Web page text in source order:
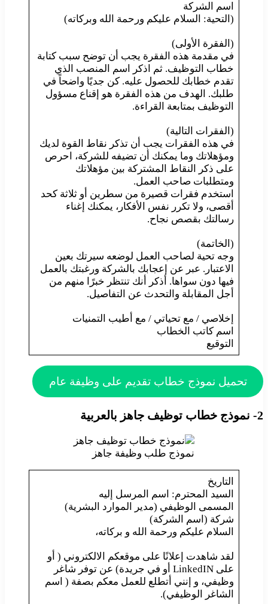
اسم الشركة
(التحية: السلام عليكم ورحمة الله وبركاته)
(الفقرة الأولى)
في مقدمة هذه الفقرة يجب أن توضح سبب كتابة
خطاب التوظيف. ثم اذكر اسم المنصب الذي
تقدم خطابك للحصول عليه. كن جديًا واضحاً في
طلبك. الهدف من هذه الفقرة هو إقناع مسؤول
التوظيف بمتابعة القراءة.
(الفقرات التالية)
في هذه الفقرات يجب أن تذكر نقاط القوة لديك
ومؤهلاتك وما يمكنك أن تضيفه للشركة، احرص
على ذكر النقاط المشتركة بين مؤهلاتك
ومتطلبات صاحب العمل.
استخدم فقرات قصيرة من سطرين أو ثلاثة كحد
أقصى، ولا تكرر نفس الأفكار، يمكنك إغناء
رسالتك بقصص نجاح.
(الخاتمة)
وجه تحية لصاحب العمل لوضعه سيرتك بعين
الاعتبار. عبر عن إعجابك بالشركة ورغبتك بالعمل
فيها دون سواها. أذكر أنك تنتظر خبرًا منهم من
أجل المقابلة والتحدث عن التفاصيل.
إخلاصي / مع تحياتي / مع أطيب التمنيات
اسم كاتب الخطاب
التوقيع
تحميل نموذج خطاب تقديم على وظيفة عام
2- نموذج خطاب توظيف جاهز بالعربية
نموذج طلب وظيفة جاهز
التاريخ
السيد المحترم: اسم المرسل إليه
المسمى الوظيفي (مدير الموارد البشرية)
شركة (اسم الشركة)
السلام عليكم ورحمة الله و بركاته،
لقد شاهدت إعلانًا على موقعكم الالكتروني ( أو
على LinkedIN أو في جريدة) عن توفر شاغر
وظيفي، و إنني أتطلع للعمل معكم بصفة ( اسم
الشاغر الوظيفي).